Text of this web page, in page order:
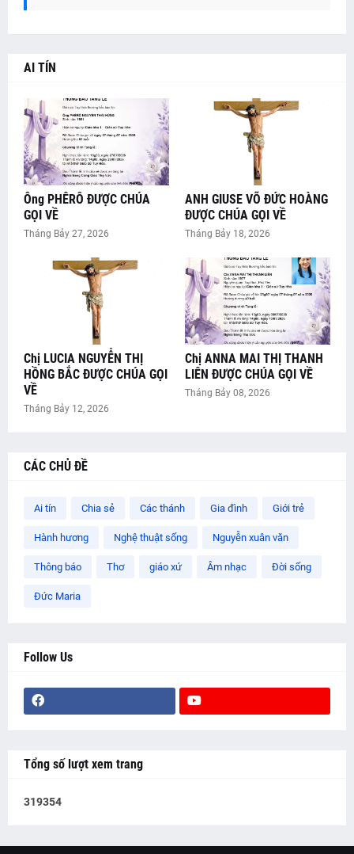
AI TÍN
Ông PHÊRÔ ĐƯỢC CHÚA
GỌI VỀ
Tháng Bảy 27, 2026
ANH GIUSE VÕ ĐỨC HOÀNG
ĐƯỢC CHÚA GỌI VỀ
Tháng Bảy 18, 2026
Chị LUCIA NGUYỄN THỊ
HỒNG BẮC ĐƯỢC CHÚA GỌI
VỀ
Tháng Bảy 12, 2026
Chị ANNA MAI THỊ THANH
LIÊN ĐƯỢC CHÚA GỌI VỀ
Tháng Bảy 08, 2026
CÁC CHỦ ĐỀ
Ai tín Chia sẻ Các thánh Gia đình Giới trẻ
Hành hương Nghệ thuật sống Nguyễn xuân văn
Thông báo Thơ giáo xứ Âm nhạc Đời sống
Đức Maria
Follow Us
Tổng số lượt xem trang
319354